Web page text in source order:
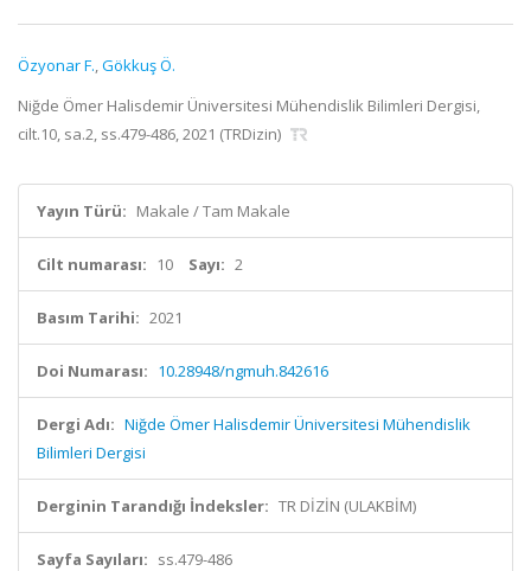
Özyonar F.,Gökkuş Ö.
Niğde Ömer Halisdemir Üniversitesi Mühendislik Bilimleri Dergisi,
cilt.10, sa.2, ss.479-486, 2021 (TRDizin)
Yayın Türü: Makale / Tam Makale
Cilt numarası: 10 Sayı: 2
Basım Tarihi: 2021
Doi Numarası: 10.28948/ngmuh.842616
Dergi Adı: Niğde Ömer Halisdemir Üniversitesi Mühendislik
Bilimleri Dergisi
Derginin Tarandığı İndeksler: TR DİZİN (ULAKBİM)
Sayfa Sayıları: ss.479-486